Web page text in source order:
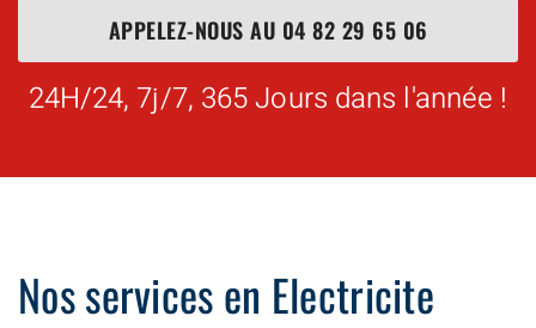
APPELEZ-NOUS AU 04 82 29 65 06
24H/24, 7j/7, 365 Jours dans l'année !
Nos services en Electricite